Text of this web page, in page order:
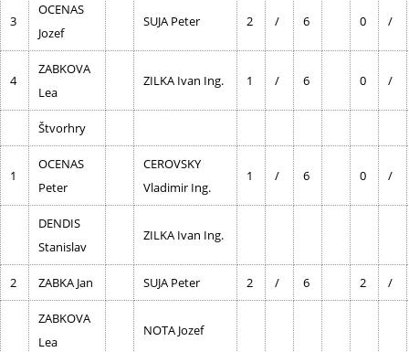
3
OCENAS
Jozef
SUJA Peter 2 / 6 0 /
4
ZABKOVA
Lea
ZILKA Ivan Ing. 1 / 6 0 /
Štvorhry
1
OCENAS
Peter
CEROVSKY
Vladimir Ing.
1 / 6 0 /
DENDIS
Stanislav
ZILKA Ivan Ing.
2 ZABKA Jan SUJA Peter 2 / 6 2 /
ZABKOVA
Lea
NOTA Jozef